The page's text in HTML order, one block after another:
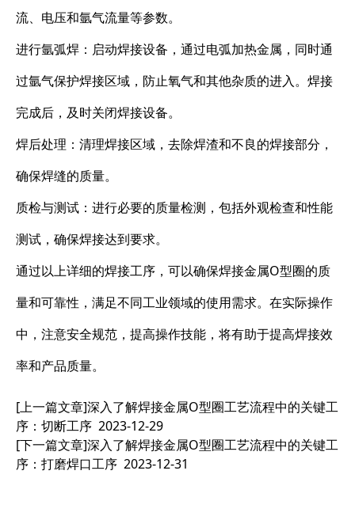
流、电压和氩气流量等参数。
进行氩弧焊：启动焊接设备，通过电弧加热金属，同时通
过氩气保护焊接区域，防止氧气和其他杂质的进入。焊接
完成后，及时关闭焊接设备。
焊后处理：清理焊接区域，去除焊渣和不良的焊接部分，
确保焊缝的质量。
质检与测试：进行必要的质量检测，包括外观检查和性能
测试，确保焊接达到要求。
通过以上详细的焊接工序，可以确保焊接金属O型圈的质
量和可靠性，满足不同工业领域的使用需求。在实际操作
中，注意安全规范，提高操作技能，将有助于提高焊接效
率和产品质量。
[上一篇文章]深入了解焊接金属O型圈工艺流程中的关键工
序：切断工序 2023-12-29
[下一篇文章]深入了解焊接金属O型圈工艺流程中的关键工
序：打磨焊口工序 2023-12-31